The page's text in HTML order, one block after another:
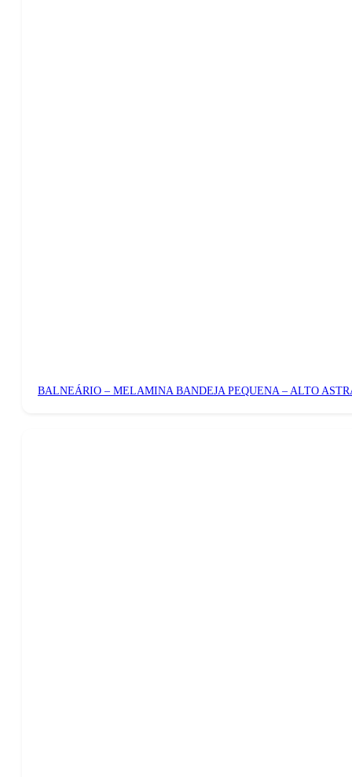
BALNEÁRIO – MELAMINA BANDEJA PEQUENA – ALTO